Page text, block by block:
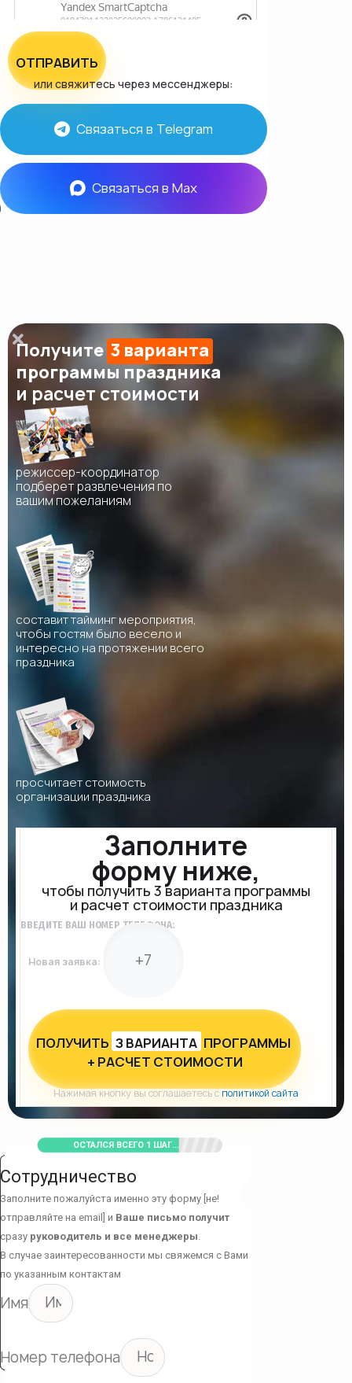
ОТПРАВИТЬ
или свяжитесь через мессенджеры:
Связаться в Telegram
Связаться в Max
Получите 3 варианта
программы праздника
и расчет стоимости
режиссер-координатор
подберет развлечения по
вашим пожеланиям
составит тайминг мероприятия,
чтобы гостям было весело и
интересно на протяжении всего
праздника
просчитает стоимость
организации праздника
Заполните
форму ниже,
чтобы получить 3 варианта программы
и расчет стоимости праздника
ВВЕДИТЕ ВАШ НОМЕР ТЕЛЕФОНА:
Новая заявка:
ПОЛУЧИТЬ З ВАРИАНТА ПРОГРАММЫ
+ РАСЧЕТ СТОИМОСТИ
Нажимая кнопку вы соглашаетесь сполитикой сайта
ОСТАЛСЯ ВСЕГО 1 ШАГ...
Сотрудничество
Заполните пожалуйста именно эту форму [не!
отправляйте на email] и Ваше письмо получит
сразу руководитель и все менеджеры
В случае заинтересованности мы свяжемся с Вами
по указанным контактам
Имя
Номер телефона